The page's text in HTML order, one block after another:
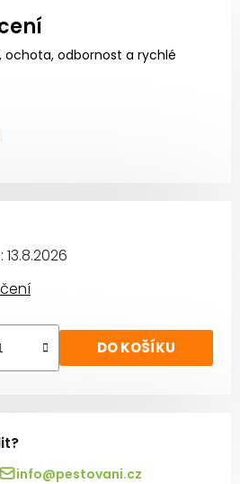
ochota, odbornost a rychlé
13.8.2026
DO KOŠÍKU
info@pestovani.cz